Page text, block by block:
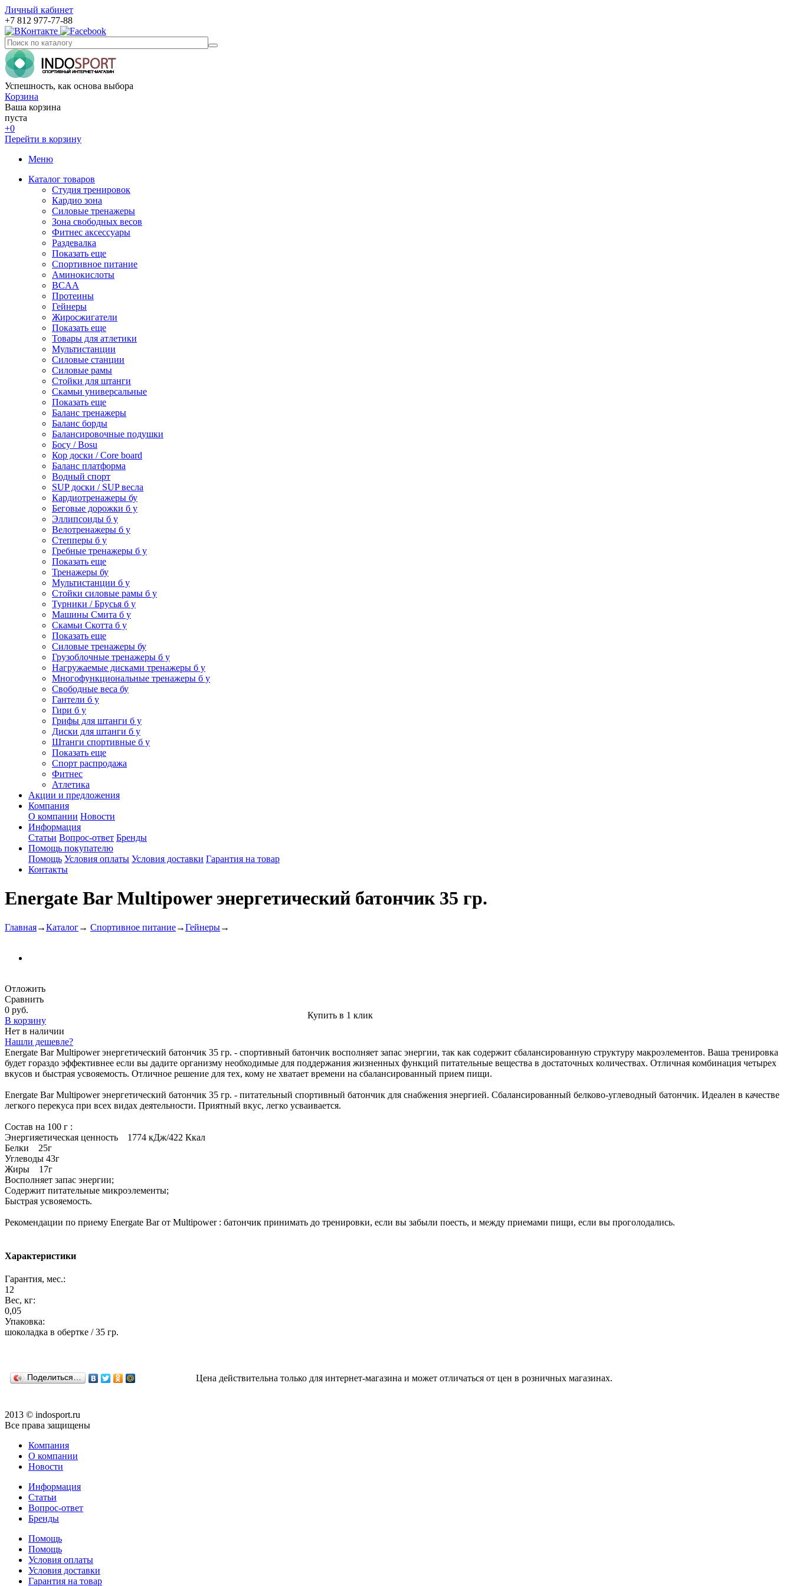
Личный кабинет
+7 812 977-77-88
Успешность, как основа выбора
Корзина
Ваша корзина
пуста
+0
Перейти в корзину
Меню
Каталог товаров
Студия тренировок
Кардио зона
Силовые тренажеры
Зона свободных весов
Фитнес аксессуары
Раздевалка
Показать еще
Спортивное питание
Аминокислоты
BCAA
Протеины
Гейнеры
Жиросжигатели
Показать еще
Товары для атлетики
Мультистанции
Силовые станции
Силовые рамы
Стойки для штанги
Скамьи универсальные
Показать еще
Баланс тренажеры
Баланс борды
Балансировочные подушки
Босу / Bosu
Кор доски / Core board
Баланс платформа
Водный спорт
SUP доски / SUP весла
Кардиотренажеры бу
Беговые дорожки б у
Эллипсоиды б у
Велотренажеры б у
Степперы б у
Гребные тренажеры б у
Показать еще
Тренажеры бу
Мультистанции б у
Стойки силовые рамы б у
Турники / Брусья б у
Машины Смита б у
Скамьи Скотта б у
Показать еще
Силовые тренажеры бу
Грузоблочные тренажеры б у
Нагружаемые дисками тренажеры б у
Многофункциональные тренажеры б у
Свободные веса бу
Гантели б у
Гири б у
Грифы для штанги б у
Диски для штанги б у
Штанги спортивные б у
Показать еще
Спорт распродажа
Фитнес
Атлетика
Акции и предложения
Компания
О компании Новости
Информация
Статьи Вопрос-ответ Бренды
Помощь покупателю
Помощь Условия оплаты Условия доставки Гарантия на товар
Контакты
Energate Bar Multipower энергетический батончик 35 гр.
Главная→Каталог→ Спортивное питание→Гейнеры→
Отложить
Сравнить
0 руб.
В корзину
Купить в 1 клик
Нет в наличии
Нашли дешевле?
Energate Bar Multipower энергетический батончик 35 гр. - спортивный батончик восполняет запас энергии, так как содержит сбалансированную структуру макроэлементов. Ваша тренировка
будет гораздо эффективнее если вы дадите организму необходимые для поддержания жизненных функций питательные вещества в достаточных количествах. Отличная комбинация четырех
вкусов и быстрая усвояемость. Отличное решение для тех, кому не хватает времени на сбалансированный прием пищи.
Energate Bar Multipower энергетический батончик 35 гр. - питательный спортивный батончик для снабжения энергией. Сбалансированный белково-углеводный батончик. Идеален в качестве
легкого перекуса при всех видах деятельности. Приятный вкус, легко усваивается.
Состав на 100 г :
Энергияетическая ценность 1774 кДж/422 Ккал
Белки 25г
Углеводы 43г
Жиры 17г
Восполняет запас энергии;
Содержит питательные микроэлементы;
Быстрая усвояемость.
Рекомендации по приему Energate Bar от Multipower : батончик принимать до тренировки, если вы забыли поесть, и между приемами пищи, если вы проголодались.
Характеристики
Гарантия, мес.:
12
Вес, кг:
0,05
Упаковка:
шоколадка в обертке / 35 гр.
Поделиться… Цена действительна только для интернет-магазина и может отличаться от цен в розничных магазинах.
2013 © indosport.ru
Все права защищены
Компания
О компании
Новости
Информация
Статьи
Вопрос-ответ
Бренды
Помощь
Помощь
Условия оплаты
Условия доставки
Гарантия на товар